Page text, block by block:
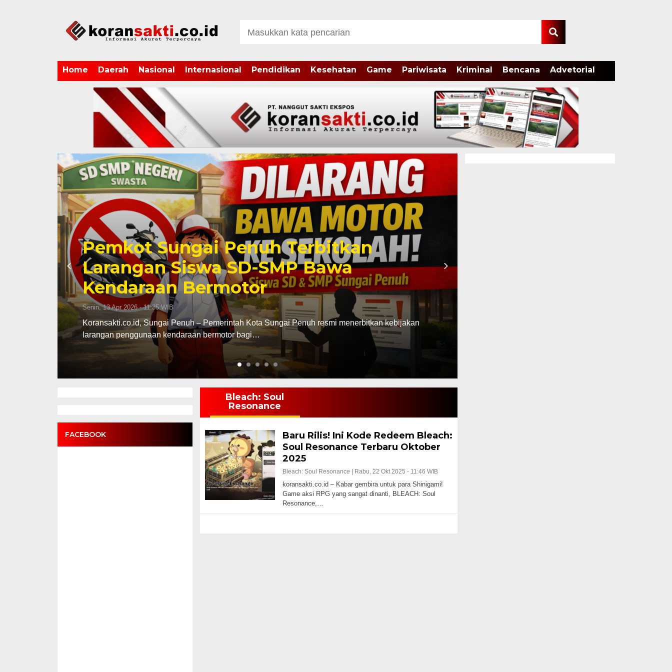
Home Daerah Nasional Internasional Pendidikan Kesehatan Game Pariwisata Kriminal Bencana Advetorial
Pemkot Sungai Penuh Terbitkan
Larangan Siswa SD-SMP Bawa
Kendaraan Bermotor
Senin, 13 Apr 2026 - 11:35 WIB
Koransakti.co.id, Sungai Penuh – Pemerintah Kota Sungai Penuh resmi menerbitkan kebijakan
larangan penggunaan kendaraan bermotor bagi…
FACEBOOK
Bleach: Soul
Resonance
Baru Rilis! Ini Kode Redeem Bleach:
Soul Resonance Terbaru Oktober
2025
Bleach: Soul Resonance | Rabu, 22 Okt 2025 - 11:46 WIB
koransakti.co.id – Kabar gembira untuk para Shinigami!
Game aksi RPG yang sangat dinanti, BLEACH: Soul
Resonance,…